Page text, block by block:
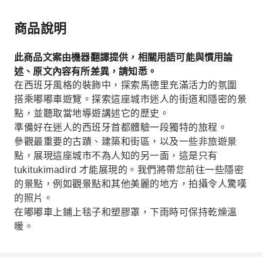
商品說明
此商品文案由機器翻譯提供，相關用語可能與慣用論
述、原文內容有所差異，請知悉。
在西班牙風格的裝飾中，探索馬德里充滿活力的氛圍
搭乘嘟嘟車遊覽。探索這座城市迷人的街道和隱密的景
點，並聽取當地導遊講述它的歷史。
準備好在迷人的西班牙首都體驗一段獨特的旅程。
參觀最重要的古蹟、建築和街區，以及一些非旅遊景
點，展現這座城市不為人知的另一面，這是只有
tukitukimadird 才能展現的。我們將帶您前往一些隱密
的景點，例如觀景點和其他美麗的地方，拍攝令人驚嘆
的照片。
在嘟嘟車上鋪上毯子和塑膠罩，下雨時可保持乾燥溫
暖。